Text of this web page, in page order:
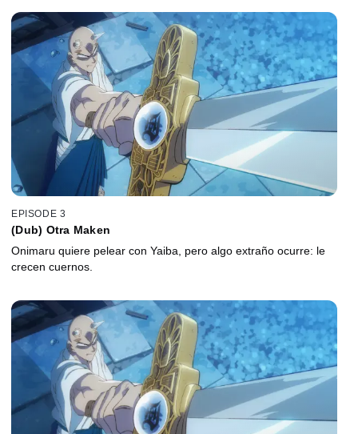
EPISODE 3
(Dub) Otra Maken
Onimaru quiere pelear con Yaiba, pero algo extraño ocurre: le
crecen cuernos.